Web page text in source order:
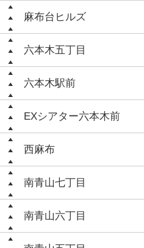
麻布台ヒルズ
六本木五丁目
六本木駅前
EXシアター六本木前
西麻布
南青山七丁目
南青山六丁目